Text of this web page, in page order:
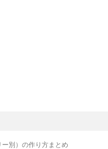
ー別）の作り方まとめ